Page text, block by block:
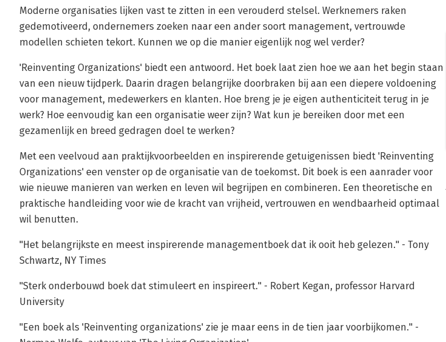
Moderne organisaties lijken vast te zitten in een verouderd stelsel. Werknemers raken
gedemotiveerd, ondernemers zoeken naar een ander soort management, vertrouwde
modellen schieten tekort. Kunnen we op die manier eigenlijk nog wel verder?
'Reinventing Organizations' biedt een antwoord. Het boek laat zien hoe we aan het begin staan
van een nieuw tijdperk. Daarin dragen belangrijke doorbraken bij aan een diepere voldoening
voor management, medewerkers en klanten. Hoe breng je je eigen authenticiteit terug in je
werk? Hoe eenvoudig kan een organisatie weer zijn? Wat kun je bereiken door met een
gezamenlijk en breed gedragen doel te werken?
Met een veelvoud aan praktijkvoorbeelden en inspirerende getuigenissen biedt 'Reinventing
Organizations' een venster op de organisatie van de toekomst. Dit boek is een aanrader voor
wie nieuwe manieren van werken en leven wil begrijpen en combineren. Een theoretische en
praktische handleiding voor wie de kracht van vrijheid, vertrouwen en wendbaarheid optimaal
wil benutten.
"Het belangrijkste en meest inspirerende managementboek dat ik ooit heb gelezen." - Tony
Schwartz, NY Times
"Sterk onderbouwd boek dat stimuleert en inspireert." - Robert Kegan, professor Harvard
University
"Een boek als 'Reinventing organizations' zie je maar eens in de tien jaar voorbijkomen." -